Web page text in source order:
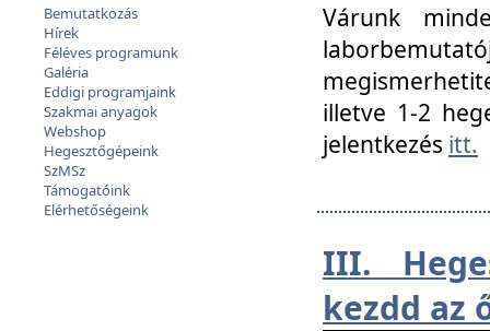
Bemutatkozás
Hírek
Féléves programunk
Galéria
Eddigi programjaink
Szakmai anyagok
Webshop
Hegesztőgépeink
SzMSz
Támogatóink
Elérhetőségeink
Várunk
illetve 1-2
jelentkezés itt.
III.
kezdd az